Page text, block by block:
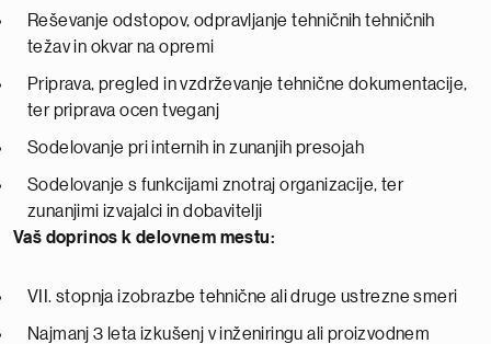
Reševanje odstopov, odpravljanje tehničnih tehničnih
težav in okvar na opremi
Priprava, pregled in vzdrževanje tehnične dokumentacije,
ter priprava ocen tveganj
Sodelovanje pri internih in zunanjih presojah
Sodelovanje s funkcijami znotraj organizacije, ter
zunanjimi izvajalci in dobavitelji
Vaš doprinos k delovnem mestu:
VII. stopnja izobrazbe tehnične ali druge ustrezne smeri
Najmanj 3 leta izkušenj v inženiringu ali proizvodnem